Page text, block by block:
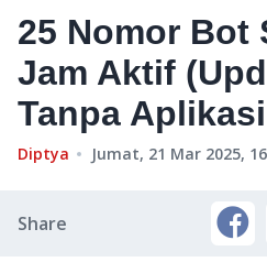
25 Nomor Bot
Jam Aktif
Tanpa
Diptya Jumat, 21 Mar 2025,
Share